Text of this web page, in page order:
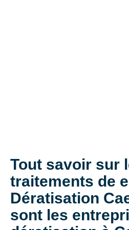
Tout savoir sur
traitements de
Dératisation
sont les